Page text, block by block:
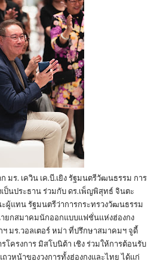
มร. เควิน เค.บี.เยิง รัฐมนตรีวัฒนธรรม การ
ป็นประธาน ร่วมกับ ดร.เพ็ญพิสุทธ์ จินตะ
ผู้แทน รัฐมนตรีว่าการกระทรวงวัฒนธรรม
ยกสมาคมนักออกแบบแฟชั่นแห่งฮ่องกง
ฯ มร.วอลเตอร์ หม่า ที่ปรึกษาสมาคมฯ จูดี้
ครงการ มิสโบนิต้า เชิง ร่วมให้การต้อนรับ
วหน้าของวงการทั้งฮ่องกงและไทย ได้แก่